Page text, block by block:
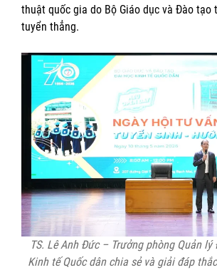
thuật quốc gia do Bộ Giáo dục và Đào tạo
tuyển thẳng.
TS. Lê Anh Đức – Trưởng phòng Quản
Kinh tế Quốc dân chia sẻ và giải đáp